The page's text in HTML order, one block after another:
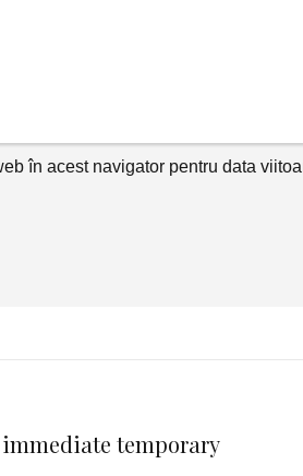
în acest navigator pentru data
temporary